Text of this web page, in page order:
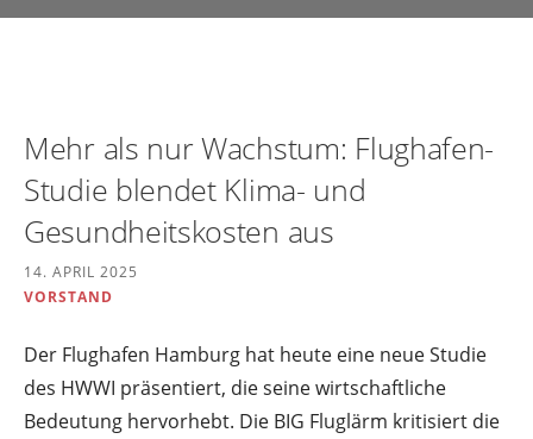
Mehr als nur Wachstum: Flughafen-
Studie blendet Klima- und
Gesundheitskosten aus
14. APRIL 2025
VORSTAND
Der Flughafen Hamburg hat heute eine neue Studie
des HWWI präsentiert, die seine wirtschaftliche
Bedeutung hervorhebt. Die BIG Fluglärm kritisiert die